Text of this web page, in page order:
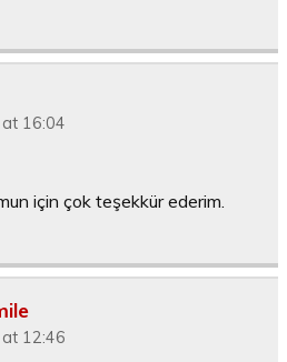
16:04
için çok teşekkür ederim.
12:46